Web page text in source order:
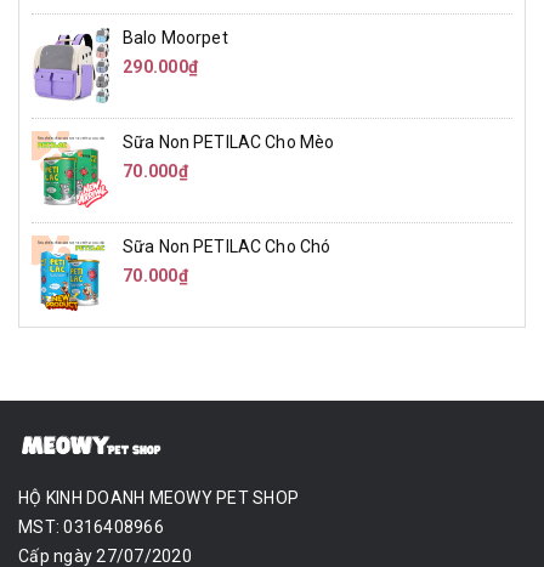
Balo Moorpet
290.000₫
Sữa Non PETILAC Cho Mèo
70.000₫
Sữa Non PETILAC Cho Chó
70.000₫
HỘ KINH DOANH MEOWY PET SHOP
MST: 0316408966
Cấp ngày 27/07/2020